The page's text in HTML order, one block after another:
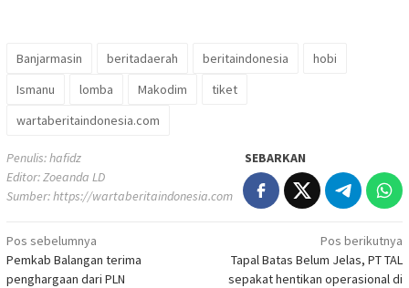
Banjarmasin beritadaerah beritaindonesia
hobi
Ismanu
lomba Makodim
tiket
wartaberitaindonesia.com
Penulis: hafidz
Editor: Zoeanda LD
Sumber:https://wartaberitaindonesia.com
SEBARKAN
Navigasi
pos
Pos sebelumnya
Pemkab Balangan terima
penghargaan dari PLN
Pos berikutnya
Tapal Batas Belum Jelas, PT TAL
sepakat hentikan operasional di